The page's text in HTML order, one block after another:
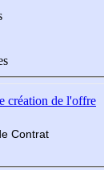
création de l'offre
Contrat